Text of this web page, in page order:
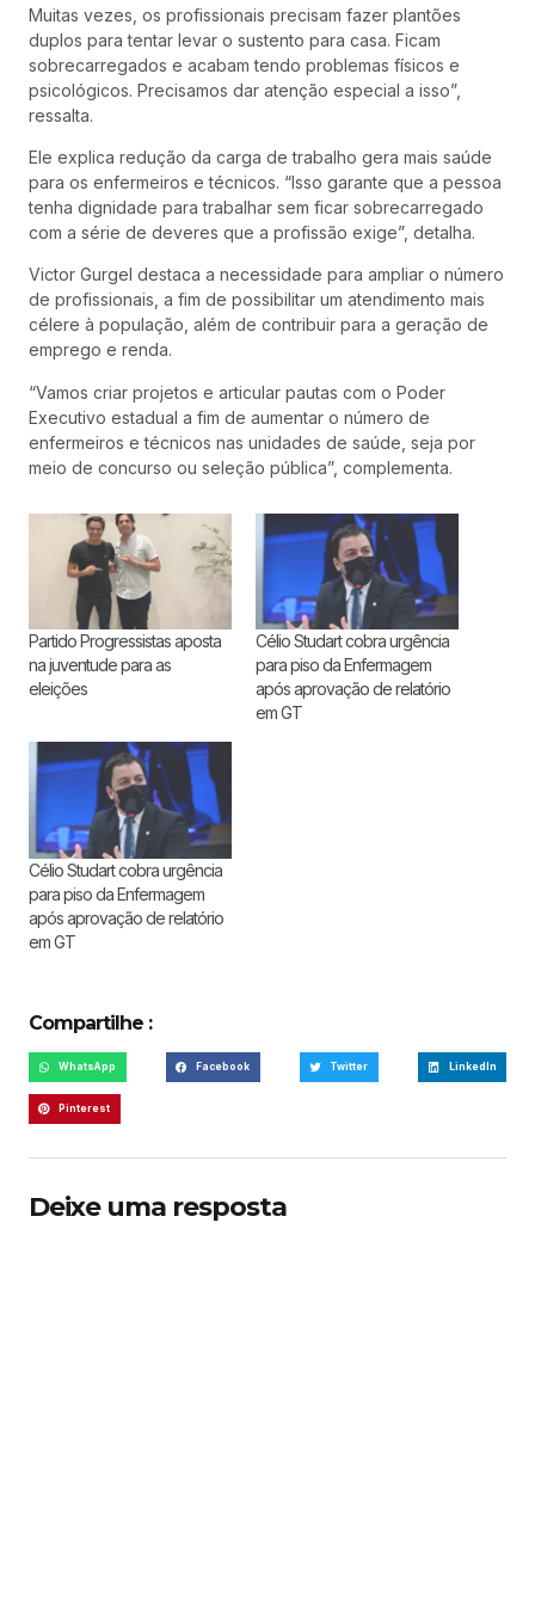
Muitas vezes, os profissionais precisam fazer plantões
duplos para tentar levar o sustento para casa. Ficam
sobrecarregados e acabam tendo problemas físicos e
psicológicos. Precisamos dar atenção especial a isso”,
ressalta.
Ele explica redução da carga de trabalho gera mais saúde
para os enfermeiros e técnicos. “Isso garante que a pessoa
tenha dignidade para trabalhar sem ficar sobrecarregado
com a série de deveres que a profissão exige”, detalha.
Victor Gurgel destaca a necessidade para ampliar o número
de profissionais, a fim de possibilitar um atendimento mais
célere à população, além de contribuir para a geração de
emprego e renda.
“Vamos criar projetos e articular pautas com o Poder
Executivo estadual a fim de aumentar o número de
enfermeiros e técnicos nas unidades de saúde, seja por
meio de concurso ou seleção pública”, complementa.
Partido Progressistas aposta
na juventude para as
eleições
Célio Studart cobra urgência
para piso da Enfermagem
após aprovação de relatório
em GT
Célio Studart cobra urgência
para piso da Enfermagem
após aprovação de relatório
em GT
Compartilhe :
WhatsApp Facebook Twitter LinkedIn
Pinterest
Deixe uma resposta